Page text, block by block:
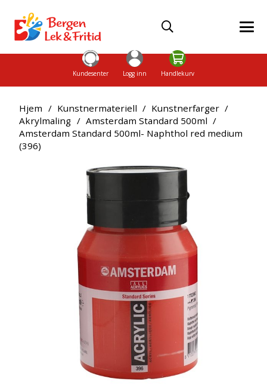
Kundesenter Logg inn Handlekurv
Hjem / Kunstnermateriell / Kunstnerfarger /
Akrylmaling / Amsterdam Standard 500ml /
Amsterdam Standard 500ml- Naphthol red medium
(396)